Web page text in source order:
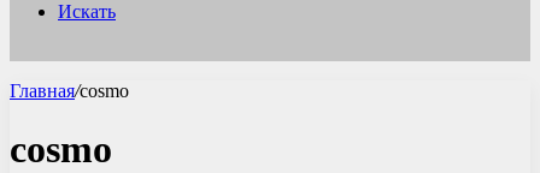
Искать
Главная/cosmo
cosmo